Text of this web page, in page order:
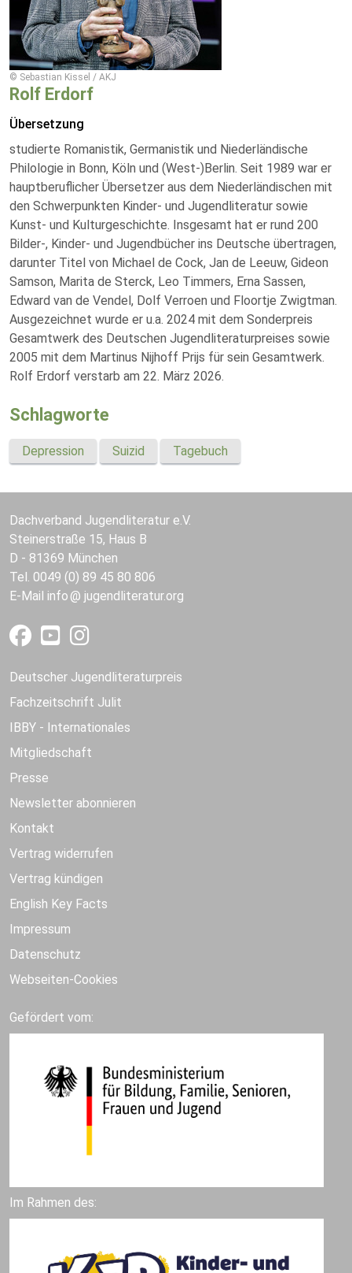
© Sebastian Kissel / AKJ
Rolf Erdorf
Übersetzung
studierte Romanistik, Germanistik und Niederländische
Philologie in Bonn, Köln und (West-)Berlin. Seit 1989 war er
hauptberuflicher Übersetzer aus dem Niederländischen mit
den Schwerpunkten Kinder- und Jugendliteratur sowie
Kunst- und Kulturgeschichte. Insgesamt hat er rund 200
Bilder-, Kinder- und Jugendbücher ins Deutsche übertragen,
darunter Titel von Michael de Cock, Jan de Leeuw, Gideon
Samson, Marita de Sterck, Leo Timmers, Erna Sassen,
Edward van de Vendel, Dolf Verroen und Floortje Zwigtman.
Ausgezeichnet wurde er u.a. 2024 mit dem Sonderpreis
Gesamtwerk des Deutschen Jugendliteraturpreises sowie
2005 mit dem Martinus Nijhoff Prijs für sein Gesamtwerk.
Rolf Erdorf verstarb am 22. März 2026.
Schlagworte
Depression Suizid Tagebuch
Dachverband Jugendliteratur e.V.
Steinerstraße 15, Haus B
D - 81369 München
Tel. 0049 (0) 89 45 80 806
E-Mail info jugendliteratur.org
Deutscher Jugendliteraturpreis
Fachzeitschrift Julit
IBBY - Internationales
Mitgliedschaft
Presse
Newsletter abonnieren
Kontakt
Vertrag widerrufen
Vertrag kündigen
English Key Facts
Impressum
Datenschutz
Webseiten-Cookies
Gefördert vom:
Im Rahmen des: